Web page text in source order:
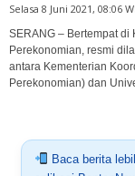
Selasa 8 Juni 2021, 08:06
SERANG – Bertempat
Perekonomian, resmi
antara Kementerian
Perekonomian) dan
Baca berita